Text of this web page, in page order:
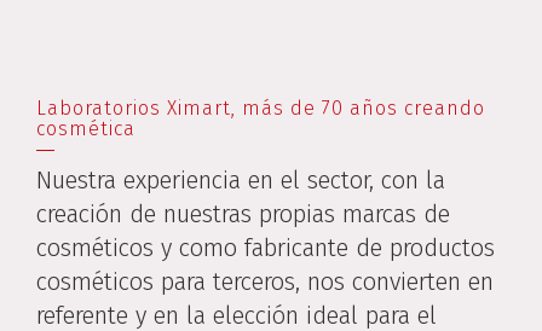
Laboratorios Ximart, más de 70 años creando
cosmética
Nuestra experiencia en el sector, con la
creación de nuestras propias marcas de
cosméticos y como fabricante de productos
cosméticos para terceros, nos convierten en
referente y en la elección ideal para el